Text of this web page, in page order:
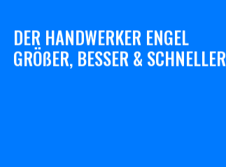
DER HANDWERKER ENGEL
GRÖßER, BESSER & SCHNELLER